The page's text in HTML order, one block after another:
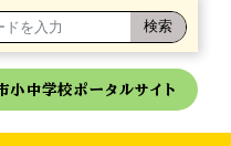
小中学校ポータルサイト